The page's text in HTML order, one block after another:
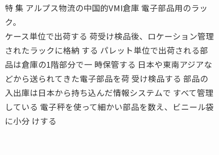
特 集 アルプス物流の中国的VMI倉庫 電子部品用のラッ
ク。
ケース単位で出荷する 荷受け検品後、ロケーション管理
されたラックに格納 する パレット単位で出荷される部
品は倉庫の1階部分で一 時保管する 日本や東南アジアな
どから送られてきた電子部品を荷 受け検品する 部品の
入出庫は日本から持ち込んだ情報システムで すべて管理
している 電子秤を使って細かい部品を数え、ビニール袋
に小分 けする